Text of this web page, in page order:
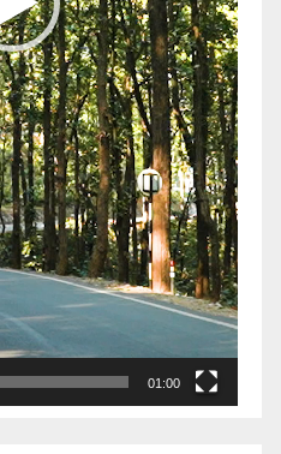
01:00